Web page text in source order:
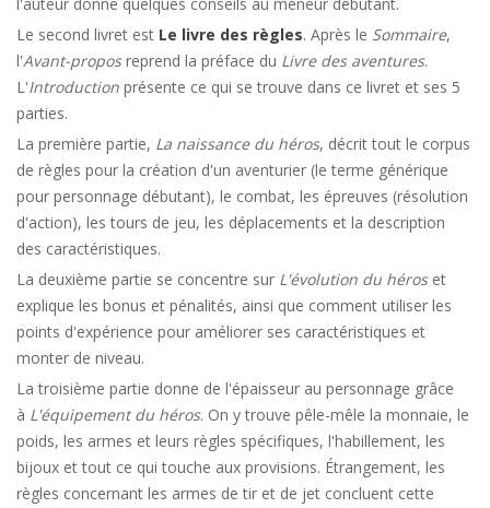
Le second livret est Le livre des règles. Après le Sommaire,
l'Avant-proposreprend la préface du Livre des aventures.
L'Introduction présente ce qui se trouve dans ce livret et ses 5
parties.
La première partie, La naissance du héros, décrit tout le corpus
de règles pour la création d'un aventurier (le terme générique
pour personnage débutant), le combat, les épreuves (résolution
d'action), les tours de jeu, les déplacements et la description
des caractéristiques.
La deuxième partie se concentre sur L'évolution du héroset
explique les bonus et pénalités, ainsi que comment utiliser les
points d'expérience pour améliorer ses caractéristiques et
monter de niveau.
La troisième partie donne de l'épaisseur au personnage grâce
à L'équipement du héros. On y trouve pêle-mêle la monnaie, le
poids, les armes et leurs règles spécifiques, l'habillement, les
bijoux et tout ce qui touche aux provisions. Étrangement, les
règles concernant les armes de tir et de jet concluent cette